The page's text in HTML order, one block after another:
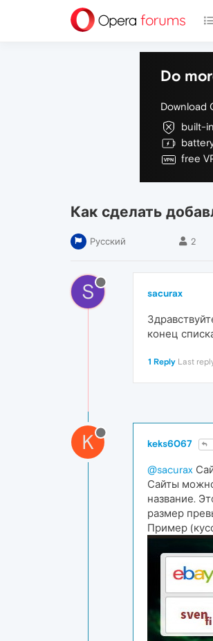
Do
Download
built-
free
Как сделать
Русский 2
S sacurax
конец
1 Reply Last
K keks6067
@sacurax
Сайты
название.
размер
Пример